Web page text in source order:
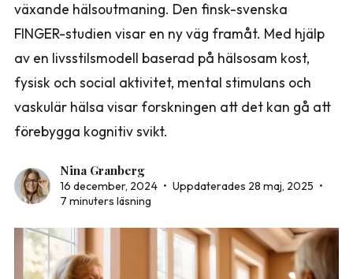
växande hälsoutmaning. Den finsk-svenska
FINGER-studien visar en ny väg framåt. Med hjälp
av en livsstilsmodell baserad på hälsosam kost,
fysisk och social aktivitet, mental stimulans och
vaskulär hälsa visar forskningen att det kan gå att
förebygga kognitiv svikt.
Nina Granberg
16 december, 2024 • Uppdaterades 28 maj, 2025 •
7 minuters läsning